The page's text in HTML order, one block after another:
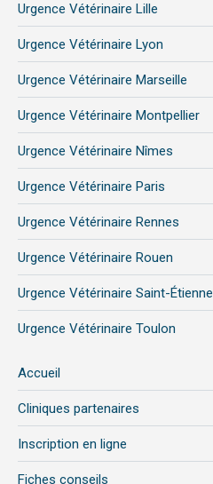
Urgence Vétérinaire Lille
Urgence Vétérinaire Lyon
Urgence Vétérinaire Marseille
Urgence Vétérinaire Montpellier
Urgence Vétérinaire Nîmes
Urgence Vétérinaire Paris
Urgence Vétérinaire Rennes
Urgence Vétérinaire Rouen
Urgence Vétérinaire Saint-Étienne
Urgence Vétérinaire Toulon
Accueil
Cliniques partenaires
Inscription en ligne
Fiches conseils